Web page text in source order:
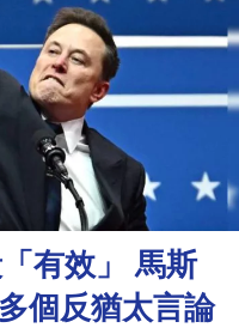
有效」 馬斯
個反猶太言論